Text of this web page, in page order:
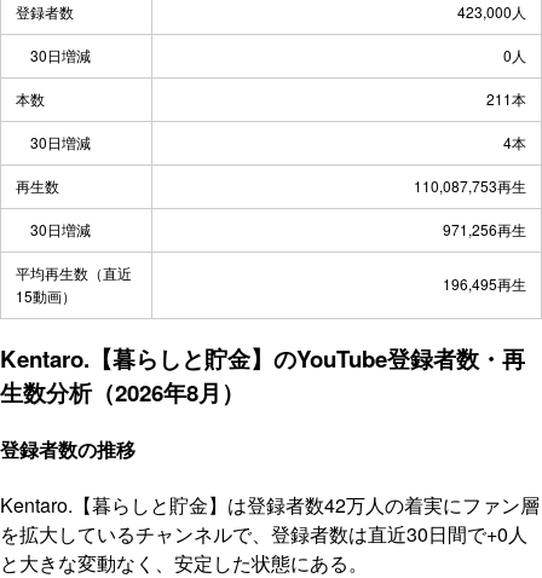
登録者数 423,000人
30日増減 0人
本数 211本
30日増減 4本
再生数 110,087,753再生
30日増減 971,256再生
平均再生数（直近
15動画）
196,495再生
Kentaro.【暮らしと貯金】のYouTube登録者数・再
生数分析（2026年8月）
登録者数の推移
Kentaro.【暮らしと貯金】は登録者数42万人の着実にファン層
を拡大しているチャンネルで、登録者数は直近30日間で+0人
と大きな変動なく、安定した状態にある。